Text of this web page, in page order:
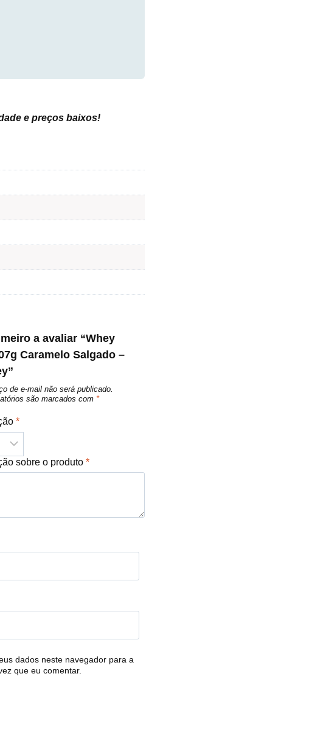
e preços baixos!
a avaliar “Whey
Caramelo Salgado –
de e-mail não será publicado.
são marcados com *
*
sobre o produto*
dados neste navegador para a
que eu comentar.